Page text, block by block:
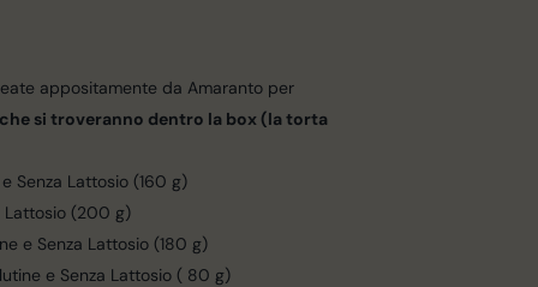
appositamente da Amaranto per
si troveranno dentro la box (la torta
Senza Lattosio (160 g)
Lattosio (200 g)
e Senza Lattosio (180 g)
e Senza Lattosio ( 80 g)